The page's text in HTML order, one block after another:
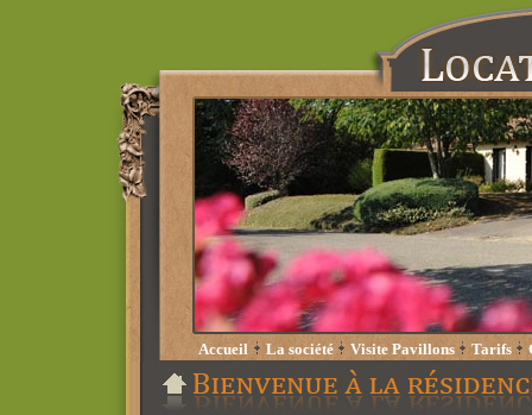
Accueil La société Visite Pavillons Tarifs